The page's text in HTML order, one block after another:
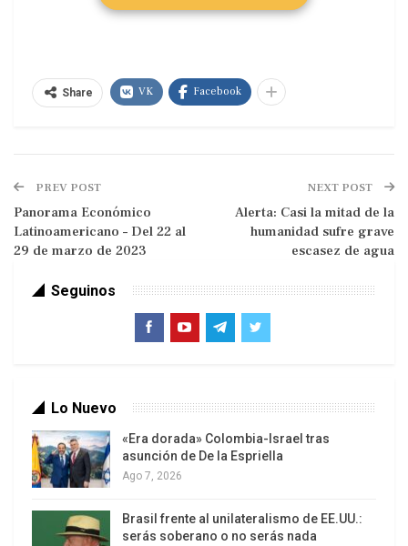
viviendas o las tecnológicas, o la crisis de las
estanflación. Habrá que tocar madera para que no
se de este escenario y el aterrizaje sea suave.”
dado el brote de una mini crisis bancaria que se
gatilló con la caída del Silicon Valley Bank (SBV),
uno de los principales prestamistas de las
16avo Banco en el ranking de EEUU y el primer
banco grande en desplomarse después de la gran
crisis financiera del 2008, que desató una clásica
Share VK Facebook
PREV POST
Panorama Económico
Latinoamericano – Del 22 al
29 de marzo de 2023
NEXT POST
Alerta: Casi la mitad de la
humanidad sufre grave
escasez de agua
Seguinos
Lo Nuevo
«Era dorada» Colombia-Israel tras
asunción de De la Espriella
Ago 7, 2026
Brasil frente al unilateralismo de EE.UU.:
serás soberano o no serás nada